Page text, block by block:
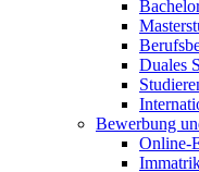
Duales
Bewerbung
Online-